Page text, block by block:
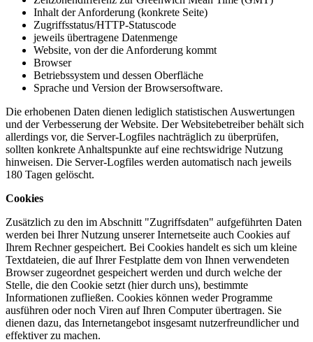
Inhalt der Anforderung (konkrete Seite)
Zugriffsstatus/HTTP-Statuscode
jeweils übertragene Datenmenge
Website, von der die Anforderung kommt
Browser
Betriebssystem und dessen Oberfläche
Sprache und Version der Browsersoftware.
Die erhobenen Daten dienen lediglich statistischen Auswertungen
und der Verbesserung der Website. Der Websitebetreiber behält sich
allerdings vor, die Server-Logfiles nachträglich zu überprüfen,
sollten konkrete Anhaltspunkte auf eine rechtswidrige Nutzung
hinweisen. Die Server-Logfiles werden automatisch nach jeweils
180 Tagen gelöscht.
Cookies
Zusätzlich zu den im Abschnitt "Zugriffsdaten" aufgeführten Daten
werden bei Ihrer Nutzung unserer Internetseite auch Cookies auf
Ihrem Rechner gespeichert. Bei Cookies handelt es sich um kleine
Textdateien, die auf Ihrer Festplatte dem von Ihnen verwendeten
Browser zugeordnet gespeichert werden und durch welche der
Stelle, die den Cookie setzt (hier durch uns), bestimmte
Informationen zufließen. Cookies können weder Programme
ausführen oder noch Viren auf Ihren Computer übertragen. Sie
dienen dazu, das Internetangebot insgesamt nutzerfreundlicher und
effektiver zu machen.